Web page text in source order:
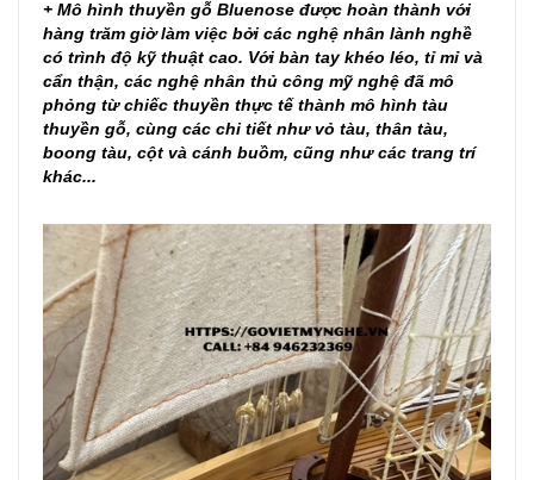
+ Mô hình thuyền gỗ Bluenose được hoàn thành với
hàng trăm giờ làm việc bởi các nghệ nhân lành nghề
có trình độ kỹ thuật cao. Với bàn tay khéo léo, tỉ mỉ và
cẩn thận, các nghệ nhân thủ công mỹ nghệ đã mô
phỏng từ chiếc thuyền thực tế thành mô hình tàu
thuyền gỗ, cùng các chi tiết như vỏ tàu, thân tàu,
boong tàu, cột và cánh buồm, cũng như các trang trí
khác...